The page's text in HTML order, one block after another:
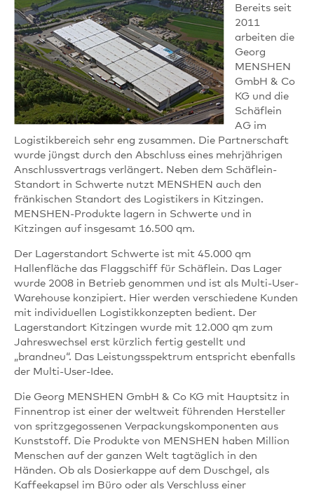
Bereits seit
2011
arbeiten die
Georg
MENSHEN
GmbH & Co
KG und die
Schäflein
AG im
Logistikbereich sehr eng zusammen. Die Partnerschaft
wurde jüngst durch den Abschluss eines mehrjährigen
Anschlussvertrags verlängert. Neben dem Schäflein-
Standort in Schwerte nutzt MENSHEN auch den
fränkischen Standort des Logistikers in Kitzingen.
MENSHEN-Produkte lagern in Schwerte und in
Kitzingen auf insgesamt 16.500 qm.
Der Lagerstandort Schwerte ist mit 45.000 qm
Hallenfläche das Flaggschiff für Schäflein. Das Lager
wurde 2008 in Betrieb genommen und ist als Multi-User-
Warehouse konzipiert. Hier werden verschiedene Kunden
mit individuellen Logistikkonzepten bedient. Der
Lagerstandort Kitzingen wurde mit 12.000 qm zum
Jahreswechsel erst kürzlich fertig gestellt und
„brandneu“. Das Leistungsspektrum entspricht ebenfalls
der Multi-User-Idee.
Die Georg MENSHEN GmbH & Co KG mit Hauptsitz in
Finnentrop ist einer der weltweit führenden Hersteller
von spritzgegossenen Verpackungskomponenten aus
Kunststoff. Die Produkte von MENSHEN haben Million
Menschen auf der ganzen Welt tagtäglich in den
Händen. Ob als Dosierkappe auf dem Duschgel, als
Kaffeekapsel im Büro oder als Verschluss einer